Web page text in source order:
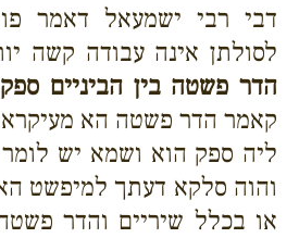
דבי רבי ישמעאל דאמר
לסולתן אינה עבודה קשה
הדר פשטה בין הביניים
קאמר הדר פשטה הא מעיקרא
ליה ספק הוא ושמא יש
והוה סלקא דעתך למיפשט
או בכלל שיריים והדר